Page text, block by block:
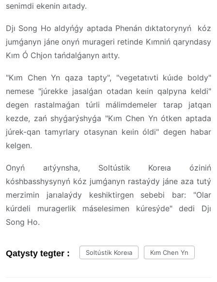
senimdi ekenin aıtady.
Djı Song Ho aldyńǵy aptada Phenán dıktatorynyń kóz
jumǵanyn jáne onyń murageri retinde Kımniń qaryndasy
Kım Ó Chjon tańdalǵanyn aıtty.
"Kım Chen Yn qaza tapty", "vegetatıvti kúıde boldy"
nemese "júrekke jasalǵan otadan keıin qalpyna keldi"
degen rastalmaǵan túrli málimdemeler tarap jatqan
kezde, zań shyǵarýshyǵa "Kım Chen Yn ótken aptada
júrek-qan tamyrlary otasynan keıin óldi" degen habar
kelgen.
Onyń aıtýynsha, Soltústik Koreıa óziniń
kóshbasshysynyń kóz jumǵanyn rastaýdy jáne aza tutý
merzimin jarıalaýdy keshiktirgen sebebi bar: "Olar
kúrdeli muragerlik máselesimen kúresýde" dedi Djı
Song Ho.
Qatysty tegter : Soltústik Koreıa Kım Chen Yn